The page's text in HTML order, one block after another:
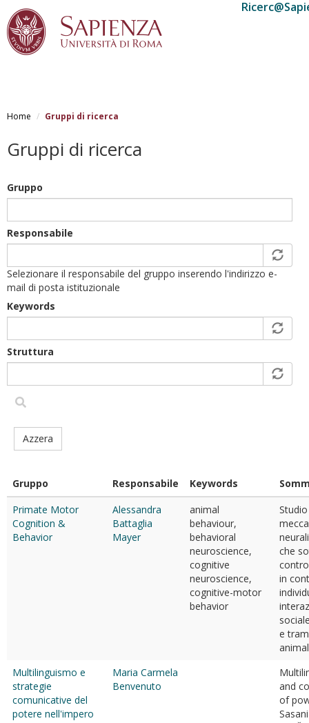
al
principale
Home Gruppi di ricerca
Gruppi di ricerca
Gruppo
Responsabile
Selezionare il responsabile del gruppo inserendo l'indirizzo e-
mail di posta istituzionale
Keywords
Struttura
Azzera
Gruppo Responsabile Keywords
Primate Motor
Cognition &
Behavior
Alessandra
Battaglia
Mayer
animal
behaviour,
behavioral
neuroscience,
cognitive
neuroscience,
cognitive-motor
behavior
che
in
e
Multilinguismo e
strategie
comunicative del
potere nell'impero
Maria Carmela
Benvenuto
and
of